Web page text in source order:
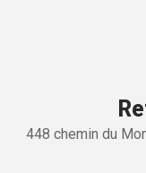
448 chemin du